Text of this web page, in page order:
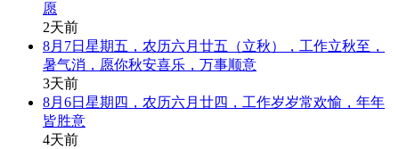
愿
2天前
8月7日星期五，农历六月廿五（立秋），工作立秋至，
暑气消，愿你秋安喜乐，万事顺意
3天前
8月6日星期四，农历六月廿四，工作岁岁常欢愉，年年
皆胜意
4天前